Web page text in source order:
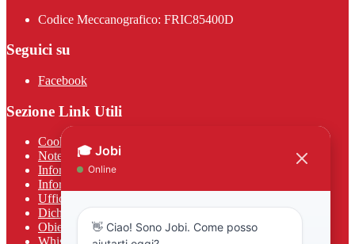
Codice Meccanografico: FRIC85400D
Seguici su
Facebook
Sezione Link Utili
Cookie policy
Note legali
Informativa Privacy
Informativa Privacy chatbot Jobi
Ufficio Relazioni con il Pubblico
Dichiarazione di accessibilità
Obiettivi di accessibilità